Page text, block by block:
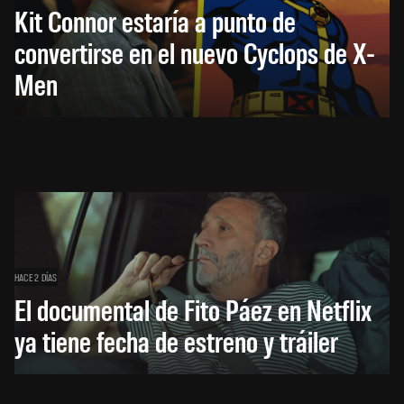
Kit Connor estaría a punto de
convertirse en el nuevo Cyclops de X-
Men
HACE 2 DÍAS
El documental de Fito Páez en Netflix
ya tiene fecha de estreno y tráiler